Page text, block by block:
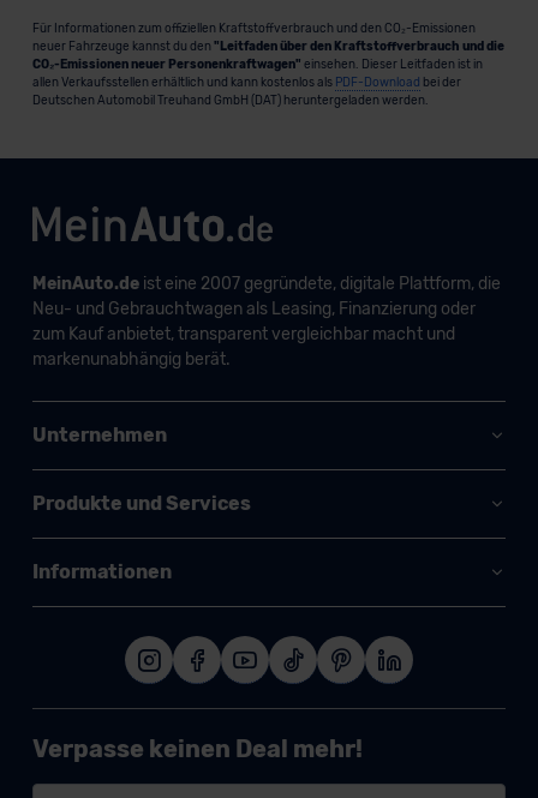
Für Informationen zum offiziellen Kraftstoffverbrauch und den CO₂-Emissionen
neuer Fahrzeuge kannst du den "Leitfaden über den Kraftstoffverbrauch und die
CO₂-Emissionen neuer Personenkraftwagen" einsehen. Dieser Leitfaden ist in
allen Verkaufsstellen erhältlich und kann kostenlos als PDF-Download bei der
Deutschen Automobil Treuhand GmbH (DAT) heruntergeladen werden.
MeinAuto.deist eine 2007 gegründete, digitale Plattform, die
Neu- und Gebrauchtwagen als Leasing, Finanzierung oder
zum Kauf anbietet, transparent vergleichbar macht und
markenunabhängig berät.
Unternehmen
Produkte und Services
Informationen
Verpasse keinen Deal mehr!